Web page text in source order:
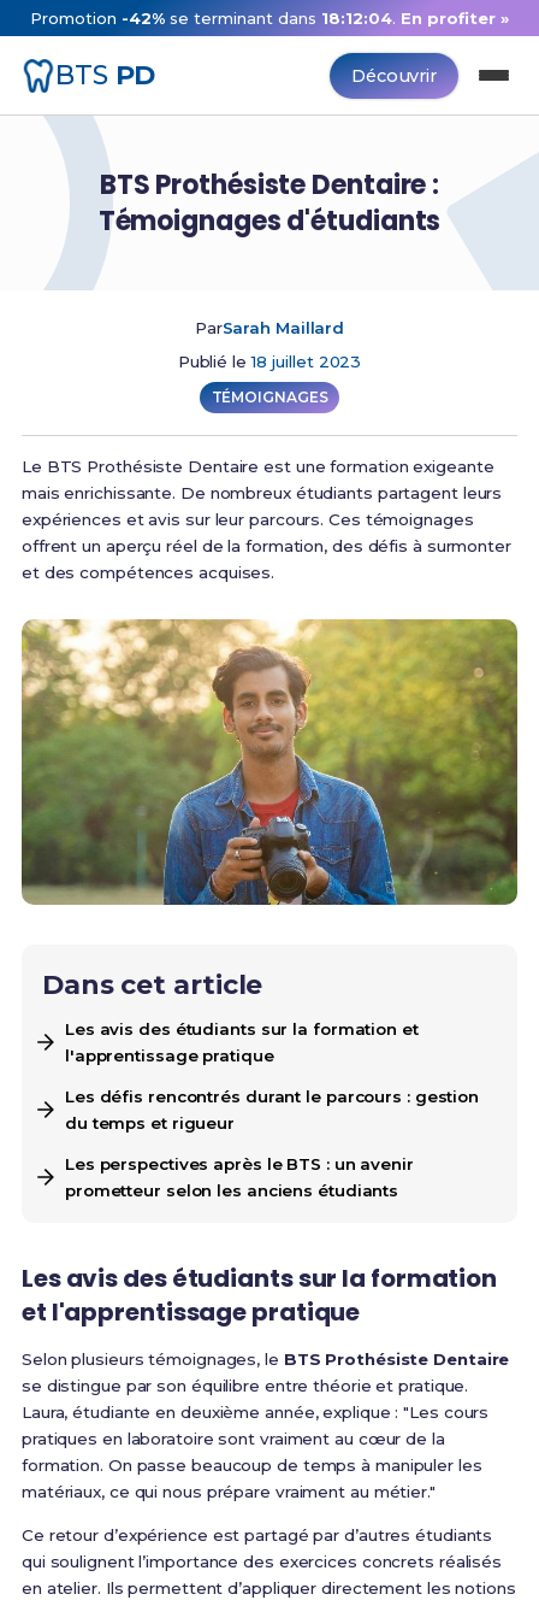
Promotion -42% se terminant dans 18:12:03. En profiter »
BTS PD Découvrir
BTS Prothésiste Dentaire :
Témoignages d'étudiants
ParSarah Maillard
Publié le18 juillet 2023
TÉMOIGNAGES
Le BTS Prothésiste Dentaire est une formation exigeante
mais enrichissante. De nombreux étudiants partagent leurs
expériences et avis sur leur parcours. Ces témoignages
offrent un aperçu réel de la formation, des défis à surmonter
et des compétences acquises.
Dans cet article
Les avis des étudiants sur la formation et
l'apprentissage pratique
Les défis rencontrés durant le parcours : gestion
du temps et rigueur
Les perspectives après le BTS : un avenir
prometteur selon les anciens étudiants
Les avis des étudiants sur la formation
et l'apprentissage pratique
Selon plusieurs témoignages, le BTS Prothésiste Dentaire
se distingue par son équilibre entre théorie et pratique.
Laura, étudiante en deuxième année, explique : "Les cours
pratiques en laboratoire sont vraiment au cœur de la
formation. On passe beaucoup de temps à manipuler les
matériaux, ce qui nous prépare vraiment au métier."
Ce retour d’expérience est partagé par d’autres étudiants
qui soulignent l’importance des exercices concrets réalisés
en atelier. Ils permettent d’appliquer directement les notions